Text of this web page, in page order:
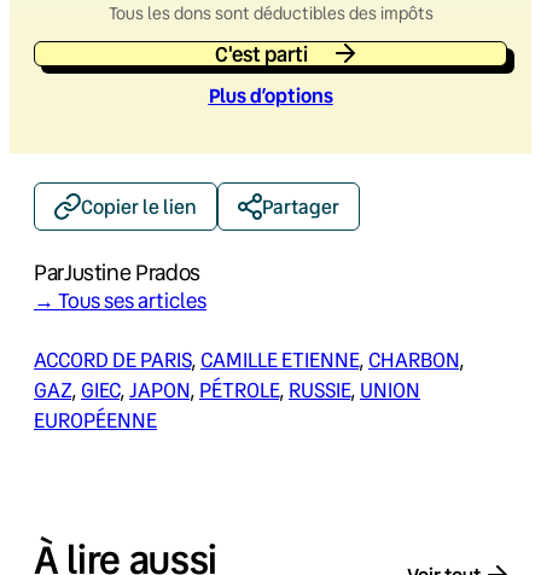
Tous les dons sont déductibles des impôts
C'est parti
Plus d’options
Copier le lien Partager
ParJustine Prados
→ Tous ses articles
ACCORD DE PARIS, CAMILLE ETIENNE, CHARBON
GAZ, GIEC, JAPON, PÉTROLE, RUSSIE, UNION
EUROPÉENNE
À lire aussi